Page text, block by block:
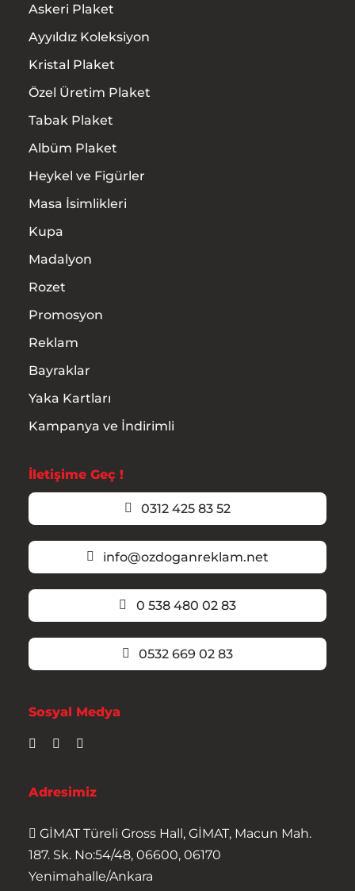
Askeri Plaket
Ayyıldız Koleksiyon
Kristal Plaket
Özel Üretim Plaket
Tabak Plaket
Albüm Plaket
Heykel ve Figürler
Masa İsimlikleri
Kupa
Madalyon
Rozet
Promosyon
Reklam
Bayraklar
Yaka Kartları
Kampanya ve İndirimli
İletişime Geç !
0312 425 83 52
info@ozdoganreklam.net
0 538 480 02 83
0532 669 02 83
Sosyal Medya
Adresimiz
GİMAT Türeli Gross Hall, GİMAT, Macun Mah.
187. Sk. No:54/48, 06600, 06170
Yenimahalle/Ankara